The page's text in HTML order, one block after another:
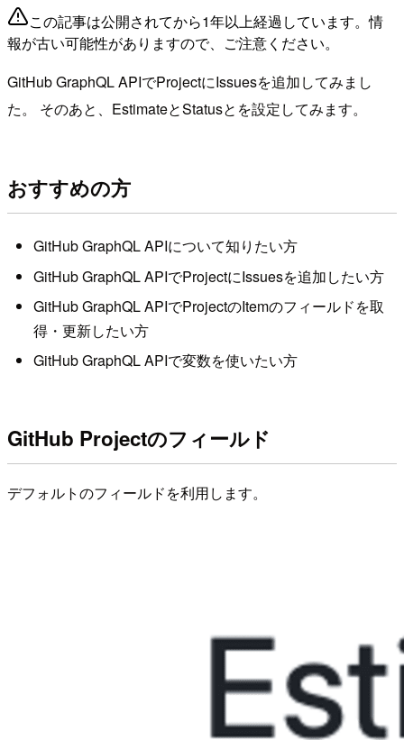
この記事は公開されてから1年以上経過しています。情
報が古い可能性がありますので、ご注意ください。
GitHub GraphQL APIでProjectにIssuesを追加してみまし
た。 そのあと、EstimateとStatusとを設定してみます。
おすすめの方
GitHub GraphQL APIについて知りたい方
GitHub GraphQL APIでProjectにIssuesを追加したい方
GitHub GraphQL APIでProjectのItemのフィールドを取
得・更新したい方
GitHub GraphQL APIで変数を使いたい方
GitHub Projectのフィールド
デフォルトのフィールドを利用します。